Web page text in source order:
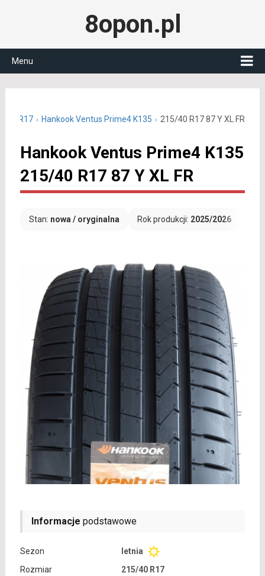
8opon.pl
Menu
40 R17 Hankook Ventus Prime4 K135 215/40 R17 87 Y XL FR
Hankook Ventus Prime4 K135
215/40 R17 87 Y XL FR
Stan: nowa / oryginalna Rok produkcji: 2025/2026
Informacje podstawowe
Sezon
letnia
Rozmiar
215/40 R17